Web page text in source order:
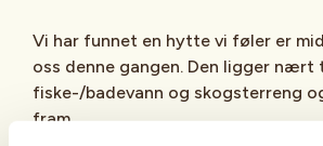
Vi har funnet en hytte vi føler er
oss denne gangen. Den ligger nært
fiske-/badevann og skogsterreng
fram.